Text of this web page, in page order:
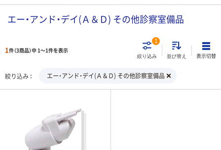
エー・アンド・デイ(Ａ＆Ｄ) その他診察室備品
1件（3商品）中 1～1件を表示
絞り込み
1
並び替え 表示切替
絞り込み エー・アンド・デイ(Ａ＆Ｄ) その他診察室備品